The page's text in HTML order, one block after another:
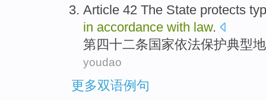
Article 42 The State protects
in accordance with law.
第四十二条国家依法保护典型
youdao
更多双语例句